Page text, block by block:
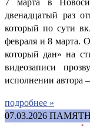
7 марта в
двенадцатый раз
который по сути
февраля и 8 марта.
который дан» на
видеозаписи
исполнении
подробнее »
07.03.2026